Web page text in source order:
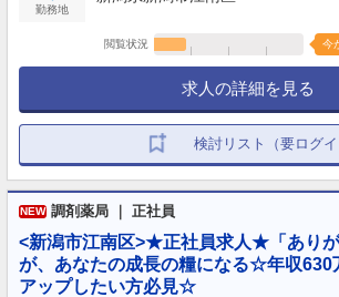
勤務地
閲覧状況 今
求人の詳細を見る
検討リスト（要ログイ
NEW 調剤薬局 ｜ 正社員
<新潟市江南区>★正社員求人★「あり
が、あなたの成長の糧になる☆年収630
アップしたい方必見☆